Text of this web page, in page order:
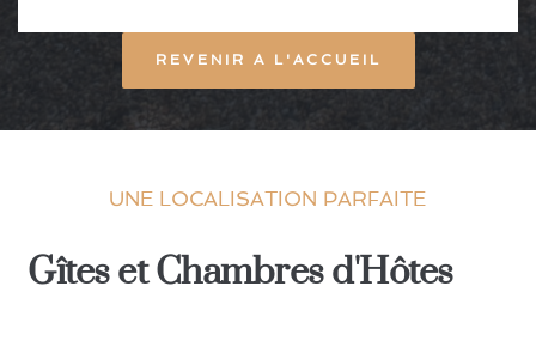
REVENIR A L'ACCUEIL
UNE LOCALISATION PARFAITE
Gîtes et Chambres d'Hôtes